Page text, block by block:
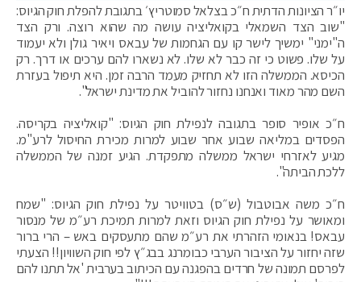
יו״ר הציונות הדתית ח״כ בצלאל סמוטריץ׳ בתגובת להפלת חוק הגיוס:
"שוב הצד השמאלי בקואליציה עושה מה שהוא רוצה. ורק הצד
ה"ימני" ימשיך לישר קו עם הגחמות של עבאס ויאיר גולן ולא יעמוד
על שלו. פשוט כי זה כבר לא שלו. לא נשארו להם ערכים או דרך. רק
הכיסא. ‏הממשלה הזו לא תחזיק מעמד הרבה זמן. היא תיפול בעזרת
השם מהר מאוד ואנחנו נחזור להוביל את מדינת ישראל".
ח״כ אופיר סופר בתגובה לנפילת חוק הגיוס: "קואליציה בקריסה.
הפסדים במליאה שבוע אחר שבוע למרות מכירת החיסול לרע"מ.
מגיע לאזרחי ישראל ממשלה מתפקדת. הגיע זמנה של הממשלה
ללכת הביתה".
ח״כ משה אבוטבול (ש״ס) בטוויטר על נפילת חוק הגיוס: "שמח
ומאושר על נפילת חוק הגיוס וזאת למרות תמיכת רע״מ של מנסור
עבאס! בנאומי הזהרתי את רע״מ שהם מתעסקים באש – הרי ברור
שזה יחזור על הציבור הערבי כבומרנג בבג״ץ לפי חוק השוויון!! הצעתי
לפרסם תמונה של חרדים בהפגנה עם הכיתוב בערבית 'אל תתנו להם